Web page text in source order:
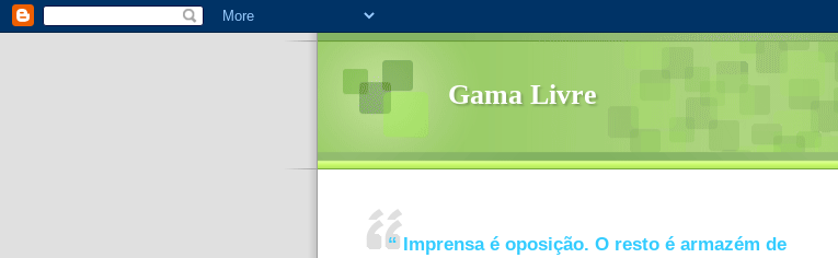
Gama Livre
“ Imprensa é oposição. O resto é armazém de